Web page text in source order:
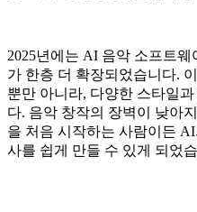
2025년에는 AI 음악 소프트웨
가 한층 더 확장되었습니다.
뿐만 아니라, 다양한 스타일
다. 음악 창작의 장벽이 낮아
을 처음 시작하는 사람이든
사를 쉽게 만들 수 있게 되었